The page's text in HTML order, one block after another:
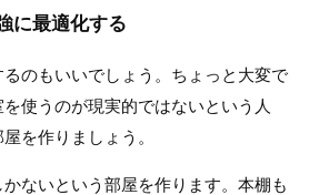
に最適化する
のもいいでしょう。ちょっと大変で
使うのが現実的ではないという人
を作りましょう。
ないという部屋を作ります。本棚も